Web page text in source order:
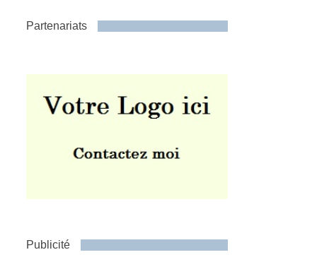
Partenariats
Publicité